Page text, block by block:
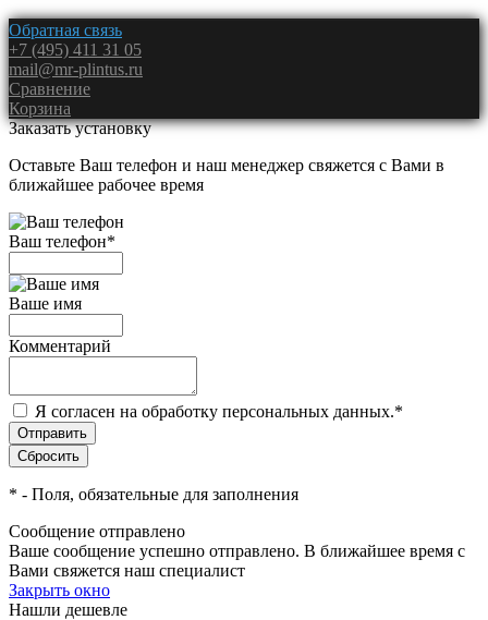
Обратная связь
+7 (495) 411 31 05
mail@mr-plintus.ru
Сравнение
Корзина
Заказать установку
Оставьте Ваш телефон и наш менеджер свяжется с Вами в
ближайшее рабочее время
Ваш телефон*
Ваше имя
Комментарий
Я согласен на обработку персональных данных.*
* - Поля, обязательные для заполнения
Сообщение отправлено
Ваше сообщение успешно отправлено. В ближайшее время с
Вами свяжется наш специалист
Закрыть окно
Нашли дешевле